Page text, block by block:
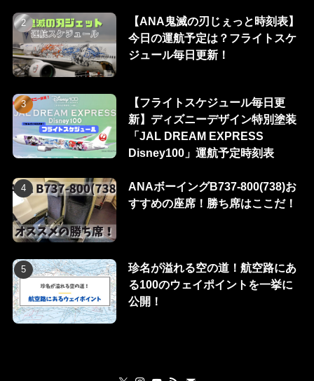
【ANA鬼滅の刃じぇっと時刻表】
今日の運航予定は？フライトスケ
ジュール毎日更新！
【フライトスケジュール毎日更
新】ディズニーデザイン特別塗装
「JAL DREAM EXPRESS
Disney100」運航予定時刻表
ANAボーイングB737-800(738)お
すすめの座席！勝ち席はここだ！
珍名が溢れる空の道！航空路にあ
る100のウェイポイントを一挙に
公開！